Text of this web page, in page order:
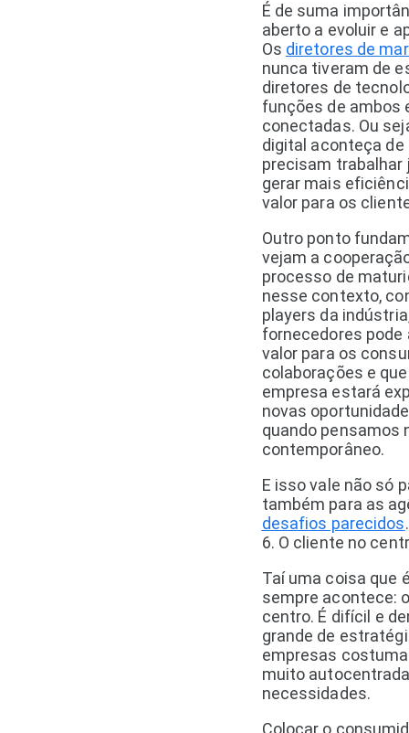
É de suma
aberto a evoluir e
Os diretores de
nunca tiveram de
diretores de
funções de ambos
conectadas. Ou
digital aconteça
precisam trabalhar
gerar mais
valor para os
Outro ponto
vejam a
processo de
nesse contexto,
players da
fornecedores pode
valor para os
colaborações e
empresa estará
novas
quando pensamos
contemporâneo.
E isso vale não só
também para as
desafios parecidos.
6. O cliente no
Taí uma coisa que
sempre acontece:
centro. É difícil e
grande de
empresas
muito
necessidades.